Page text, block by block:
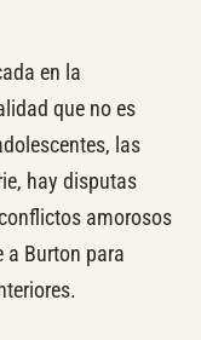
en la
que no es
las
hay disputas
amorosos
a Burton para